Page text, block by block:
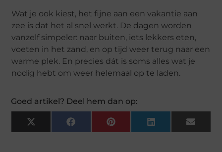
Wat je ook kiest, het fijne aan een vakantie aan
zee is dat het al snel werkt. De dagen worden
vanzelf simpeler: naar buiten, iets lekkers eten,
voeten in het zand, en op tijd weer terug naar een
warme plek. En precies dát is soms alles wat je
nodig hebt om weer helemaal op te laden.
Goed artikel? Deel hem dan op:
X
(Twitter)
FacebookPinterestLinkedInEmail